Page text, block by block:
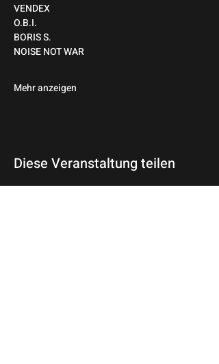
VENDEX
O.B.I.
BORIS S.
NOISE NOT WAR
Mehr anzeigen
Diese Veranstaltung teilen